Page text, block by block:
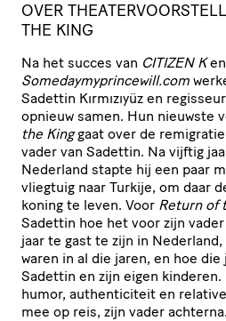
OVER
THE KING
Na het succes van CITIZEN Ken
Somedaymyprincewill.com
Sadettin Kırmızıyüz en
opnieuw samen. Hun nieuwste
the Kinggaat over de
vader van Sadettin. Na vijftig
Nederland stapte hij een paar
vliegtuig naar Turkije, om daar
koning te leven. Voor Return of
Sadettin hoe het voor zijn
jaar te gast te zijn in
waren in al die jaren, en hoe
Sadettin en zijn eigen kinderen.
humor, authenticiteit en
mee op reis, zijn vader achterna.